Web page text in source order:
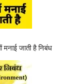
जाती है निबंध